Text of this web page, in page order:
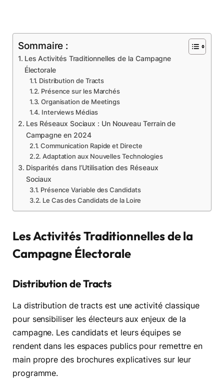
Sommaire :
Les Activités Traditionnelles de la Campagne
Électorale
Distribution de Tracts
Présence sur les Marchés
Organisation de Meetings
Interviews Médias
Les Réseaux Sociaux : Un Nouveau Terrain de
Campagne en 2024
Communication Rapide et Directe
Adaptation aux Nouvelles Technologies
Disparités dans l’Utilisation des Réseaux
Sociaux
Présence Variable des Candidats
Le Cas des Candidats de la Loire
Les Activités Traditionnelles de la
Campagne Électorale
Distribution de Tracts
La distribution de tracts est une activité classique
pour sensibiliser les électeurs aux enjeux de la
campagne. Les candidats et leurs équipes se
rendent dans les espaces publics pour remettre en
main propre des brochures explicatives sur leur
programme.